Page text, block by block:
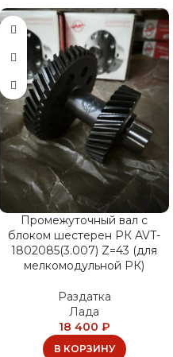
Промежуточный вал с
блоком шестерен РК AVT-
1802085(3.007) Z=43 (для
мелкомодульной РК)
Раздатка
Лада
18 400 ₽
В КОРЗИНУ